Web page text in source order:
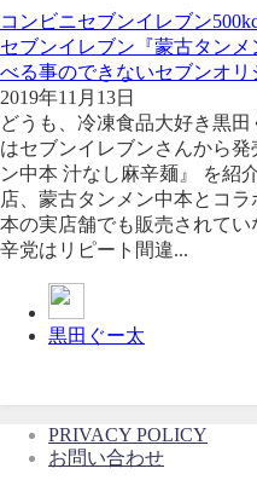
コンビニセブンイレブン
セブンイレブン『蒙古タン
べる事のできないセブンオリ
2019年11月13日
どうも、冷凍食品大好き黒田
はセブンイレブンさんから
ン中本 汁なし麻辛麺』 を紹
店、蒙古タンメン中本とコ
本の実店舗でも販売されてい
辛党はリピート間違...
黒田ぐー太
PRIVACY POLICY
お問い合わせ